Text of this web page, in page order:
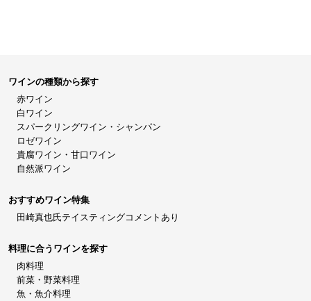
ワインの種類から探す
赤ワイン
白ワイン
スパークリングワイン・シャンパン
ロゼワイン
貴腐ワイン・甘口ワイン
自然派ワイン
おすすめワイン特集
田崎真也氏テイスティングコメントあり
料理に合うワインを探す
肉料理
前菜・野菜料理
魚・魚介料理